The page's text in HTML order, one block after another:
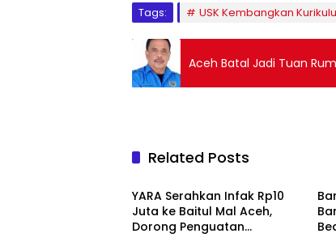
Tags: USK Kembangkan
Aceh Batal Jadi Tuan
Related Posts
Berita
YARA Serahkan Infak Rp10
Juta ke Baitul Mal Aceh,
Dorong Penguatan
Daerah